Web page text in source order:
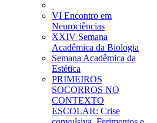
VI Encontro em
Neurociências
XXIV Semana
Acadêmica da Biologia
Semana Acadêmica da
Estética
PRIMEIROS
SOCORROS NO
CONTEXTO
ESCOLAR: Crise